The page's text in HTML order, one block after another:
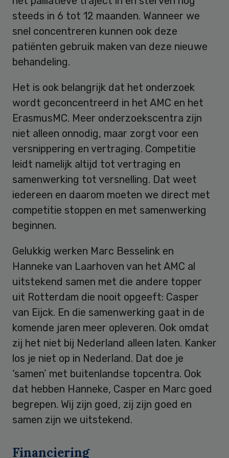
steeds in 6 tot 12 maanden. Wanneer we
snel concentreren kunnen ook deze
patiënten gebruik maken van deze nieuwe
behandeling.
Het is ook belangrijk dat het onderzoek
wordt geconcentreerd in het AMC en het
ErasmusMC. Meer onderzoekscentra zijn
niet alleen onnodig, maar zorgt voor een
versnippering en vertraging. Competitie
leidt namelijk altijd tot vertraging en
samenwerking tot versnelling. Dat weet
iedereen en daarom moeten we direct met
competitie stoppen en met samenwerking
beginnen.
Gelukkig werken Marc Besselink en
Hanneke van Laarhoven van het AMC al
uitstekend samen met die andere topper
uit Rotterdam die nooit opgeeft: Casper
van Eijck. En die samenwerking gaat in de
komende jaren meer opleveren. Ook omdat
zij het niet bij Nederland alleen laten. Kanker
los je niet op in Nederland. Dat doe je
‘samen’ met buitenlandse topcentra. Ook
dat hebben Hanneke, Casper en Marc goed
begrepen. Wij zijn goed, zij zijn goed en
samen zijn we uitstekend.
Financiering